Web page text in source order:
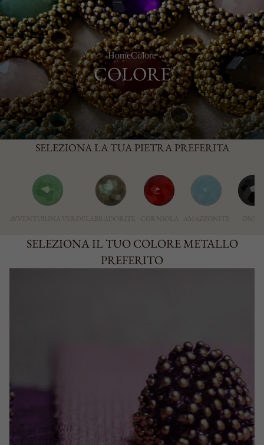
HomeColore
COLORE
SELEZIONA LA TUA PIETRA PREFERITA
AVVENTURINA VERDE LABRADORITE CORNIOLA AMAZZONITE
SELEZIONA IL TUO COLORE METALLO
PREFERITO